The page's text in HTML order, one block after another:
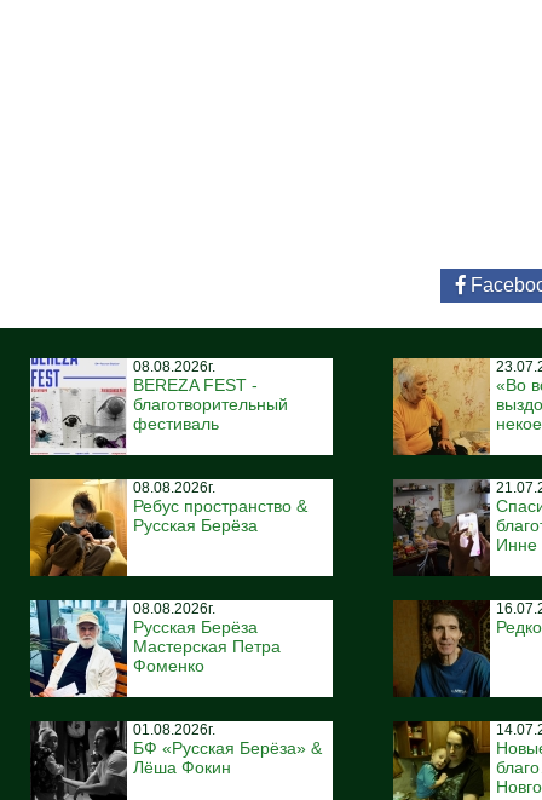
08.08.2026г.
BEREZA FEST -
благотворительный
фестиваль
08.08.2026г.
Ребус пространство &
Русская Берёза
08.08.2026г.
Русская Берёза
Мастерская Петра
Фоменко
01.08.2026г.
БФ «Русская Берёза» &
Лёша Фокин
«Во
Инне